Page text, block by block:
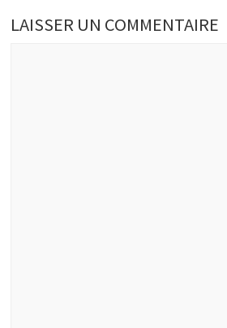
LAISSER UN COMMENTAIRE